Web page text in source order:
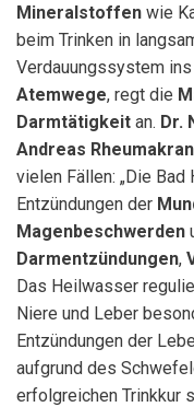
Mineralstoffen wie
beim Trinken in
Verdauungssystem
Atemwege, regt die
Darmtätigkeit an. Dr.
Andreas
vielen Fällen: „Die
Entzündungen der
Magenbeschwerden
Darmentzündungen,
Das Heilwasser
Niere und Leber
Entzündungen der
aufgrund des
erfolgreichen Trinkkur